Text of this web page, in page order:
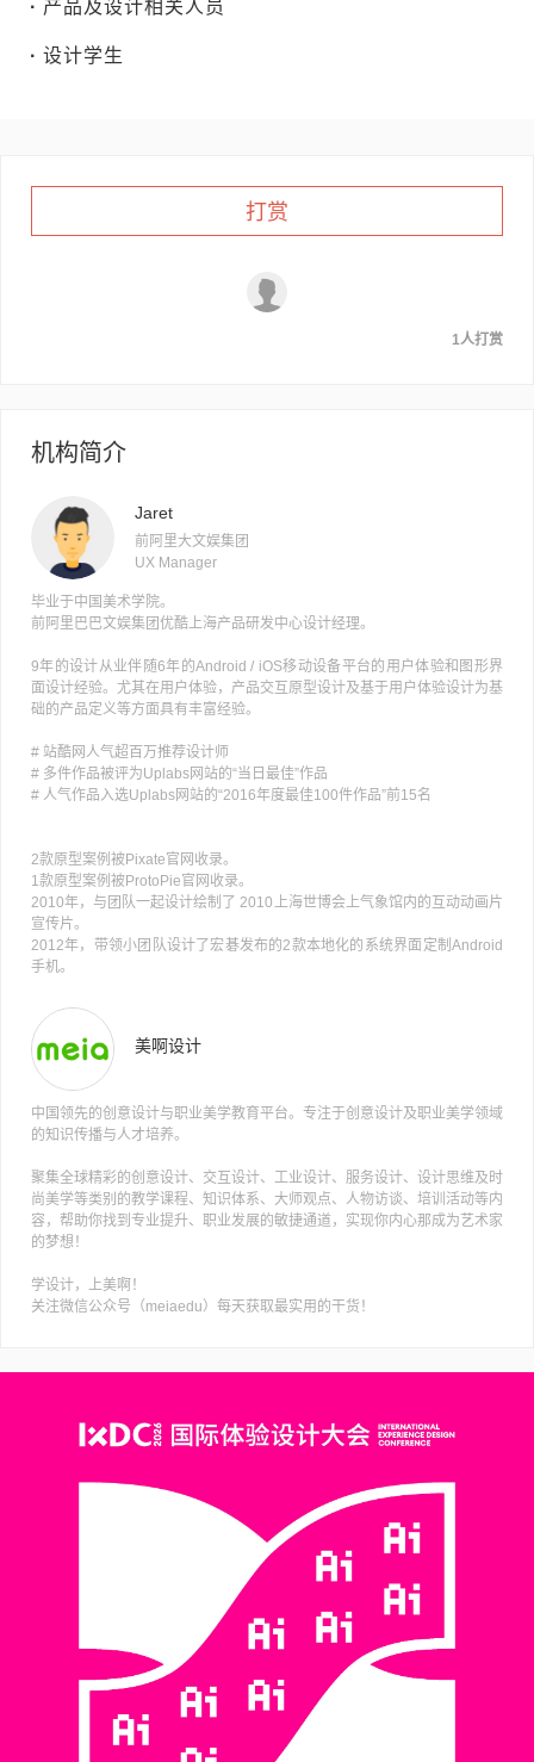
· 产品及设计相关人员
· 设计学生
打赏
1人打赏
机构简介
Jaret
前阿里大文娱集团
UX Manager
毕业于中国美术学院。
前阿里巴巴文娱集团优酷上海产品研发中心设计经理。
9年的设计从业伴随6年的Android / iOS移动设备平台的用户体验和图形界
面设计经验。尤其在用户体验，产品交互原型设计及基于用户体验设计为基
础的产品定义等方面具有丰富经验。
# 站酷网人气超百万推荐设计师
# 多件作品被评为Uplabs网站的“当日最佳”作品
# 人气作品入选Uplabs网站的“2016年度最佳100件作品”前15名
2款原型案例被Pixate官网收录。
1款原型案例被ProtoPie官网收录。
2010年，与团队一起设计绘制了 2010上海世博会上气象馆内的互动动画片
宣传片。
2012年，带领小团队设计了宏碁发布的2款本地化的系统界面定制Android
手机。
美啊设计
中国领先的创意设计与职业美学教育平台。专注于创意设计及职业美学领域
的知识传播与人才培养。
聚集全球精彩的创意设计、交互设计、工业设计、服务设计、设计思维及时
尚美学等类别的教学课程、知识体系、大师观点、人物访谈、培训活动等内
容，帮助你找到专业提升、职业发展的敏捷通道，实现你内心那成为艺术家
的梦想！
学设计，上美啊！
关注微信公众号（meiaedu）每天获取最实用的干货！